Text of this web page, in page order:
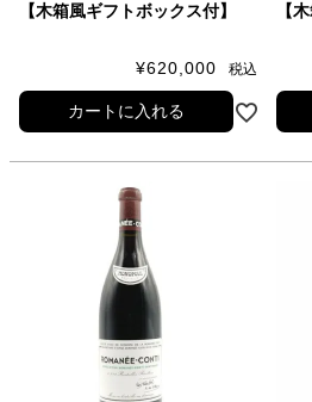
【木箱風ギフトボックス付】
¥620,000 税込
カートに入れる
【